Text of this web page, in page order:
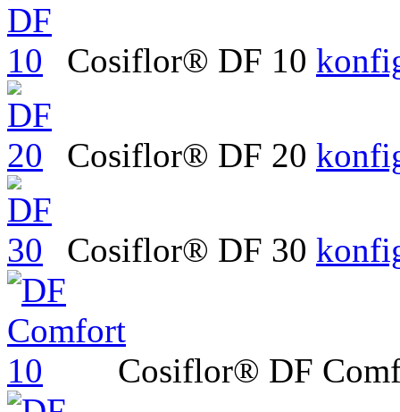
Cosiflor® DF 10
Cosiflor® DF 20
Cosiflor® DF 30
Cosiflor® DF